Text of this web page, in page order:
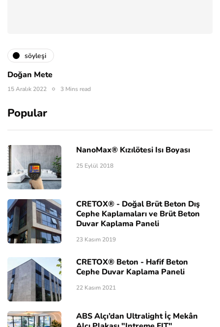
söyleşi
Doğan Mete
15 Aralık 2022 3 Mins read
Popular
NanoMax® Kızılötesi Isı Boyası
25 Eylül 2018
CRETOX® - Doğal Brüt Beton Dış
Cephe Kaplamaları ve Brüt Beton
Duvar Kaplama Paneli
23 Kasım 2019
CRETOX® Beton - Hafif Beton
Cephe Duvar Kaplama Paneli
22 Kasım 2021
ABS Alçı’dan Ultralight İç Mekân